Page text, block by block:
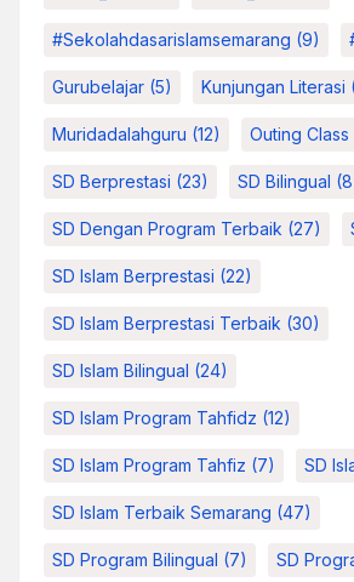
#sekolahdasarislamsemarang (9)
Gurubelajar (5) Kunjungan Literasi
Muridadalahguru (12) Outing Class
SD Berprestasi (23) SD Bilingual
SD Dengan Program Terbaik (27)
SD Islam Berprestasi (22)
SD Islam Berprestasi Terbaik (30)
SD Islam Bilingual (24)
SD Islam Program Tahfidz (12)
SD Islam Program Tahfiz (7) SD
SD Islam Terbaik Semarang (47)
SD Program Bilingual (7) SD